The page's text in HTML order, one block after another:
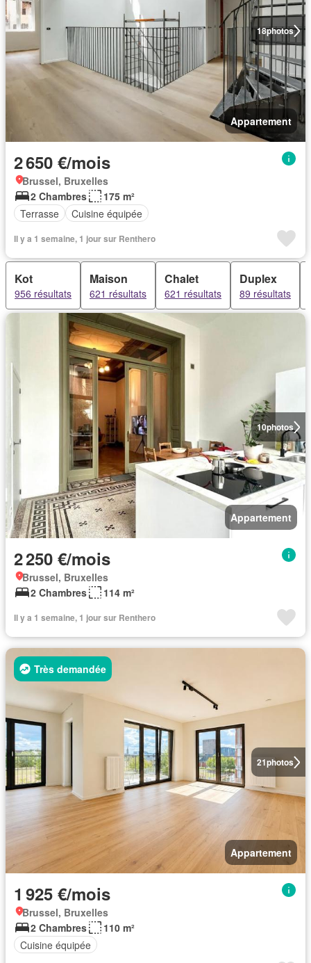
18photos
Appartement
2 650 €/mois
Brussel, Bruxelles
2 Chambres
175 m²
Terrasse
Cuisine équipée
Il y a 1 semaine, 1 jour sur Renthero
Kot
956 résultats
Maison
621 résultats
Chalet
621 résultats
Duplex
89 résultats
10photos
Appartement
2 250 €/mois
Brussel, Bruxelles
2 Chambres
114 m²
Il y a 1 semaine, 1 jour sur Renthero
21photos
Très demandée
Appartement
1 925 €/mois
Brussel, Bruxelles
2 Chambres
110 m²
Cuisine équipée